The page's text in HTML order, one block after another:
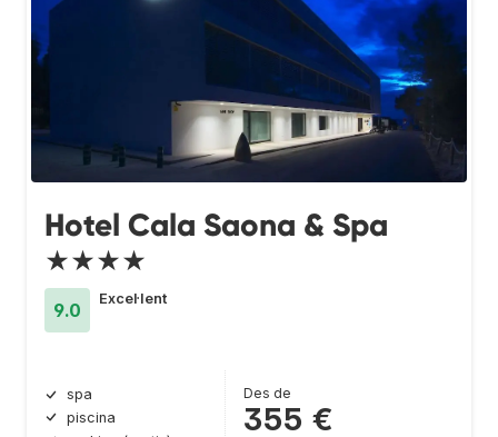
Hotel Cala Saona & Spa
★★★★
9.0
Excel·lent
spa
piscina
Des de
355 €